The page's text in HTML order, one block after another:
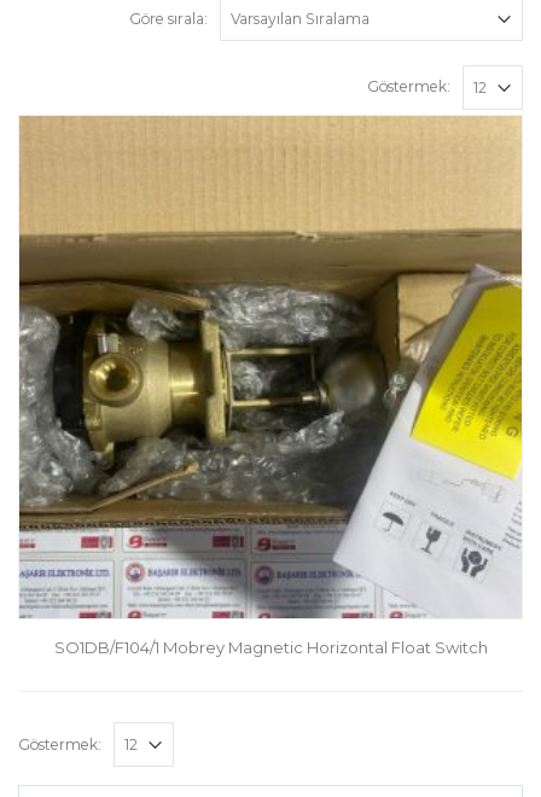
Göre sırala:
Göstermek:
SO1DB/F104/1 Mobrey Magnetic Horizontal Float Switch
Göstermek: